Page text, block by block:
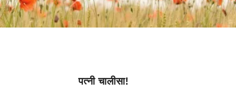
पत्नी चालीसा!